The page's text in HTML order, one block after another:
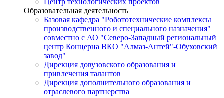
Образовательная деятельность
Базовая кафедра "Робототехнические комплексы
производственного и специального назначения"
совместно с АО "Северо-Западный региональный
центр Концерна ВКО "Алмаз-Антей"-Обуховский
завод"
Дирекция довузовского образования и
привлечения талантов
Дирекция дополнительного образования и
отраслевого партнерства